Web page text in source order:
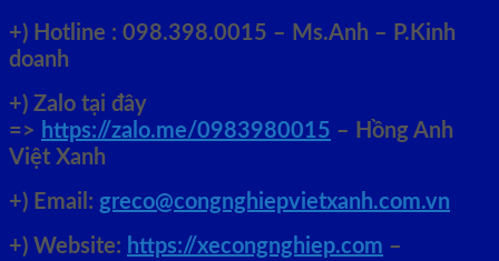
+) Hotline : 098.398.0015 – Ms.Anh – P.Kinh
doanh
+) Zalo tại đây
=> https://zalo.me/0983980015 – Hồng Anh
Việt Xanh
+) Email: greco@congnghiepvietxanh.com.vn
+) Website: https://xecongnghiep.com –